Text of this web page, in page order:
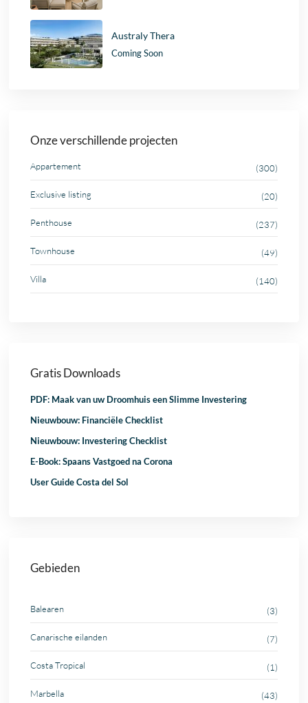
Australy Thera
Coming Soon
Onze verschillende projecten
Appartement (300)
Exclusive listing (20)
Penthouse (237)
Townhouse (49)
Villa (140)
Gratis Downloads
PDF: Maak van uw Droomhuis een Slimme Investering
Nieuwbouw: Financiële Checklist
Nieuwbouw: Investering Checklist
E-Book: Spaans Vastgoed na Corona
User Guide Costa del Sol
Gebieden
Balearen (3)
Canarische eilanden (7)
Costa Tropical (1)
Marbella (43)